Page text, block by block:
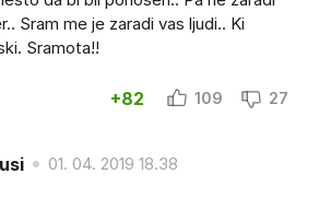
Sram me je zaradi vas ljudi.. Ki
Sramota!!
+82 109 27
01. 04. 2019 18.38